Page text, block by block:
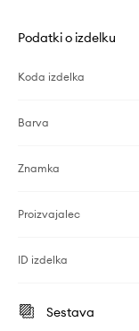
Podatki o izdelku
Koda izdelka
Barva
Znamka
Proizvajalec
ID izdelka
Sestava